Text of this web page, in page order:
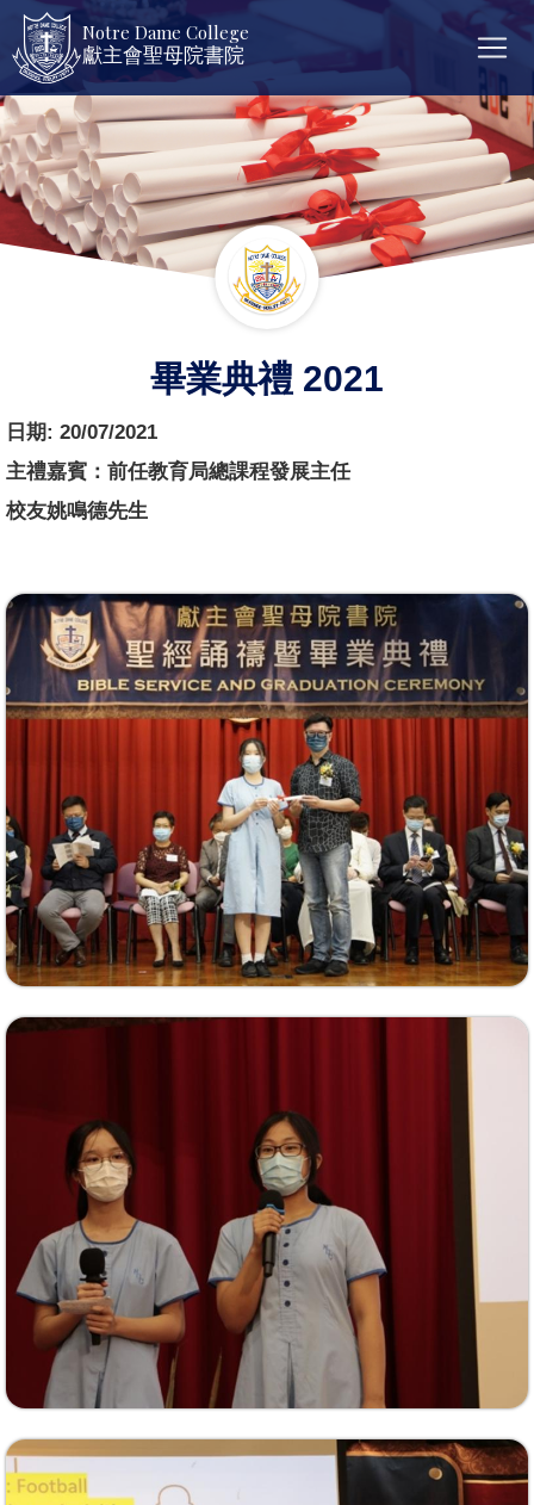
Notre Dame College
獻主會聖母院書院
畢業典禮 2021
日期: 20/07/2021
主禮嘉賓：前任教育局總課程發展主任
校友姚鳴德先生